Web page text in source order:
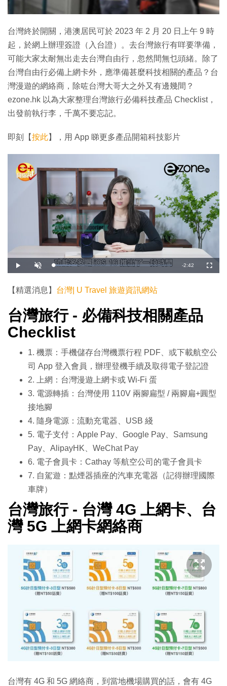
台灣終於開關，港澳居民可於 2023 年 2 月 20 日上午 9 時
起，於網上辦理簽證（入台證）。去台灣旅行有咩要準備，
可能大家太耐無出走去台灣自由行，忽然間無乜頭緒。除了
台灣自由行必備上網卡外，應準備甚麼科技相關的產品？台
灣漫遊的網絡商，除咗台灣大哥大之外又有邊幾間？
ezone.hk 以為大家整理台灣旅行必備科技產品 Checklist，
出發前執行李，千萬不要忘記。
即刻【按此】，用 App 睇更多產品開箱科技影片
播
放
開
啟
載
:
2
0
剩
間
-2:42
全
螢
【精選消息】 台灣| U Travel 旅遊資訊網站
台灣旅行 - 必備科技相關產品
Checklist
1. 機票：手機儲存台灣機票行程 PDF、或下載航空公
司 App 登入會員，辦理登機手續及取得電子登記證
2. 上網：台灣漫遊上網卡或 Wi-Fi 蛋
3. 電源轉插：台灣使用 110V 兩腳扁型 / 兩腳扁+圓型
接地腳
4. 隨身電源：流動充電器、USB 綫
5. 電子支付：Apple Pay、Google Pay、Samsung
Pay、AlipayHK、WeChat Pay
6. 電子會員卡：Cathay 等航空公司的電子會員卡
7. 自駕遊：點煙器插座的汽車充電器（記得辦理國際
車牌）
台灣旅行 - 台灣 4G 上網卡、台
灣 5G 上網卡網絡商
台灣有 4G 和 5G 網絡商，到當地機場購買的話，會有 4G